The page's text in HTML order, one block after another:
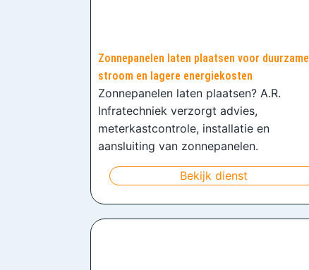
Zonnepanelen laten plaatsen voor duurzame
stroom en lagere energiekosten
Zonnepanelen laten plaatsen? A.R.
Infratechniek verzorgt advies,
meterkastcontrole, installatie en
aansluiting van zonnepanelen.
Bekijk dienst